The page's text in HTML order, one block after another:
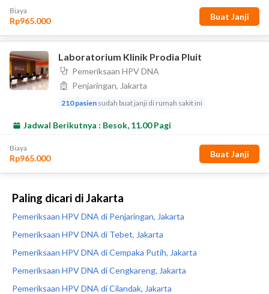
Paling dicari di Jakarta
Pemeriksaan HPV DNA di Penjaringan, Jakarta
Pemeriksaan HPV DNA di Tebet, Jakarta
Pemeriksaan HPV DNA di Cempaka Putih, Jakarta
Pemeriksaan HPV DNA di Cengkareng, Jakarta
Pemeriksaan HPV DNA di Cilandak, Jakarta